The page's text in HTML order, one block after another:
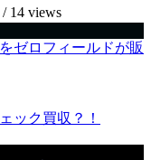
/ 14 views
ゼロフィールドが販
ック買収？！